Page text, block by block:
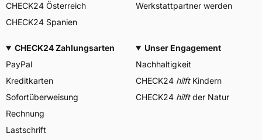
CHECK24 Österreich
CHECK24 Spanien
Werkstattpartner werden
CHECK24 Zahlungsarten
PayPal
Kreditkarten
Sofortüberweisung
Rechnung
Lastschrift
Unser Engagement
Nachhaltigkeit
CHECK24 hilftKindern
CHECK24 hilftder Natur